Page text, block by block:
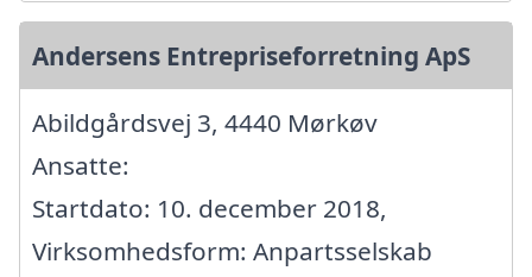
Andersens Entrepriseforretning ApS
Abildgårdsvej 3, 4440 Mørkøv
Ansatte:
Startdato: 10. december 2018,
Virksomhedsform: Anpartsselskab